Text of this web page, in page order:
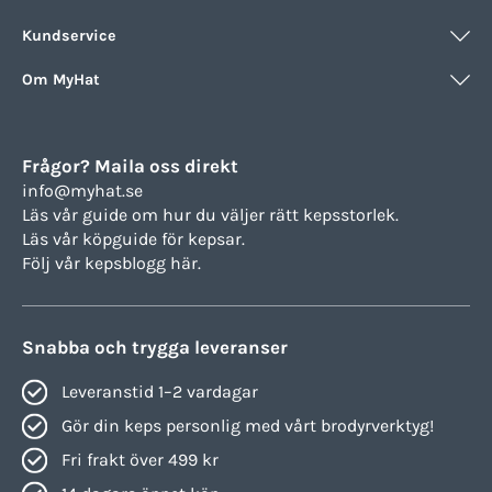
Kundservice
Om MyHat
Frågor? Maila oss direkt
info@myhat.se
Läs vår guide om hur du väljer rätt kepsstorlek.
Läs vår köpguide för kepsar.
Följ vår kepsblogg här.
Snabba och trygga leveranser
Leveranstid 1–2 vardagar
Gör din keps personlig med vårt brodyrverktyg!
Fri frakt över 499 kr